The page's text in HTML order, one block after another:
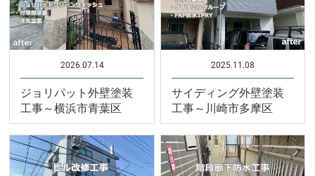
2026.07.14
ジョリパット外壁塗装
工事～横浜市青葉区
2025.11.08
サイディング外壁塗装
工事～川崎市多摩区